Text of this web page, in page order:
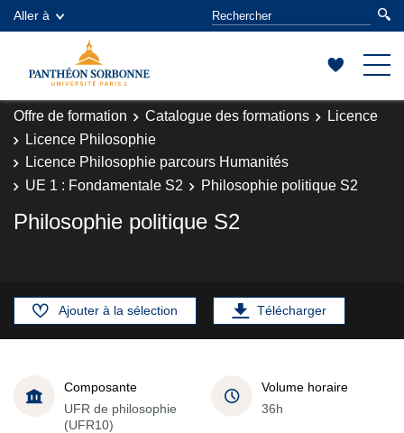
Aller à
Offre de formation Catalogue des formations
Licence
Licence Philosophie
Licence Philosophie parcours Humanités
UE 1 : Fondamentale S2
Philosophie politique S2
Philosophie politique S2
Ajouter à la sélection Télécharger
Composante
UFR de philosophie
(UFR10)
Volume horaire
36h